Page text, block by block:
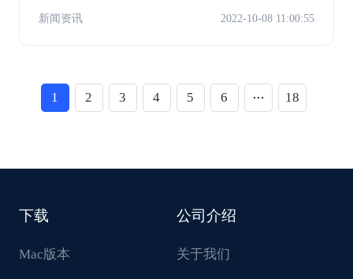
ebook跨境电商广告入门指南》，小编将对重点
新闻资讯 2022-10-08 11:00:55
1 2 3 4 5 6 18
下载
Mac版本
公司介绍
关于我们